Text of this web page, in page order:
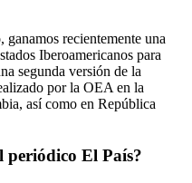
recientemente una
Iberoamericanos para
segunda versión de la
por la OEA en la
así como en República
periódico El País?